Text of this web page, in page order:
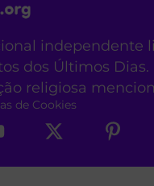
independente
dos Últimos Dias.
religiosa
de Cookies